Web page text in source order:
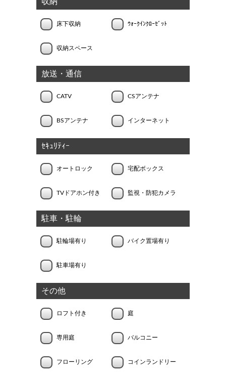
収納
床下収納 ｳｫｰｸｲﾝｸﾛｰｾﾞｯﾄ
収納スペース
放送・通信
CATV CSアンテナ
BSアンテナ インターネット
ｾｷｭﾘﾃｨｰ
オートロック 宅配ボックス
TVドアホン付き 監視・防犯カメラ
駐車・駐輪
駐輪場有り バイク置場有り
駐車場有り
その他
ロフト付き 庭
専用庭 バルコニー
フローリング コインランドリー